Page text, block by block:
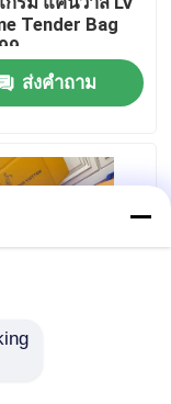
Tender Bag
ส่งคำถาม